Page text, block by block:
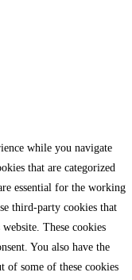
while you navigate
that are categorized
essential for the working
third-party cookies that
These cookies
You also have the
of some of these cookies